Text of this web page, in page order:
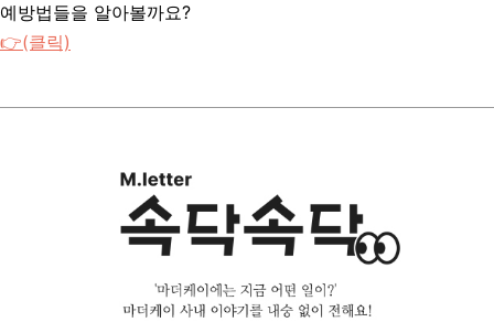
예방법들을 알아볼까요?
👉(클릭)